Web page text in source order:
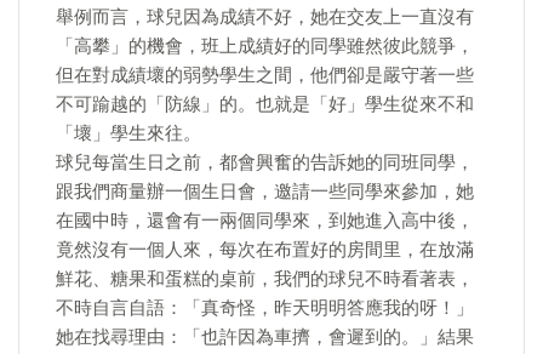
舉例而言，球兒因為成績不好，她在交友上一直沒有
「高攀」的機會，班上成績好的同學雖然彼此競爭，
但在對成績壞的弱勢學生之間，他們卻是嚴守著一些
不可踰越的「防線」的。也就是「好」學生從來不和
「壞」學生來往。
球兒每當生日之前，都會興奮的告訴她的同班同學，
跟我們商量辦一個生日會，邀請一些同學來參加，她
在國中時，還會有一兩個同學來，到她進入高中後，
竟然沒有一個人來，每次在布置好的房間里，在放滿
鮮花、糖果和蛋糕的桌前，我們的球兒不時看著表，
不時自言自語：「真奇怪，昨天明明答應我的呀！」
她在找尋理由：「也許因為車擠，會遲到的。」結果